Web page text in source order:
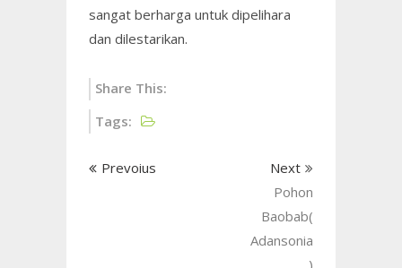
sangat berharga untuk dipelihara
dan dilestarikan.
Share This:
Tags:
Prevoius
Next
Pohon
Baobab(
Adansonia
)